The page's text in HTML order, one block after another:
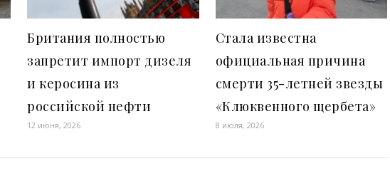
Британия полностью
запретит импорт дизеля
и керосина из
российской нефти
12 июня, 2026
Стала известна
официальная причина
смерти 35-летней звезды
«Клюквенного щербета»
8 июля, 2026